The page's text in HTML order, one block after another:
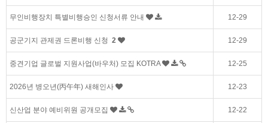
무인비행장치 특별비행승인 신청서류 안내 12-29
공군기지 관제권 드론비행 신청 2 12-29
중견기업 글로벌 지원사업(바우처) 모집 KOTRA 12-25
2026년 병오년(丙午年) 새해인사 12-23
신산업 분야 예비위원 공개모집 12-22